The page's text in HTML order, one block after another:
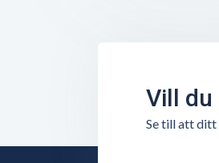
Vill du
Se till att ditt